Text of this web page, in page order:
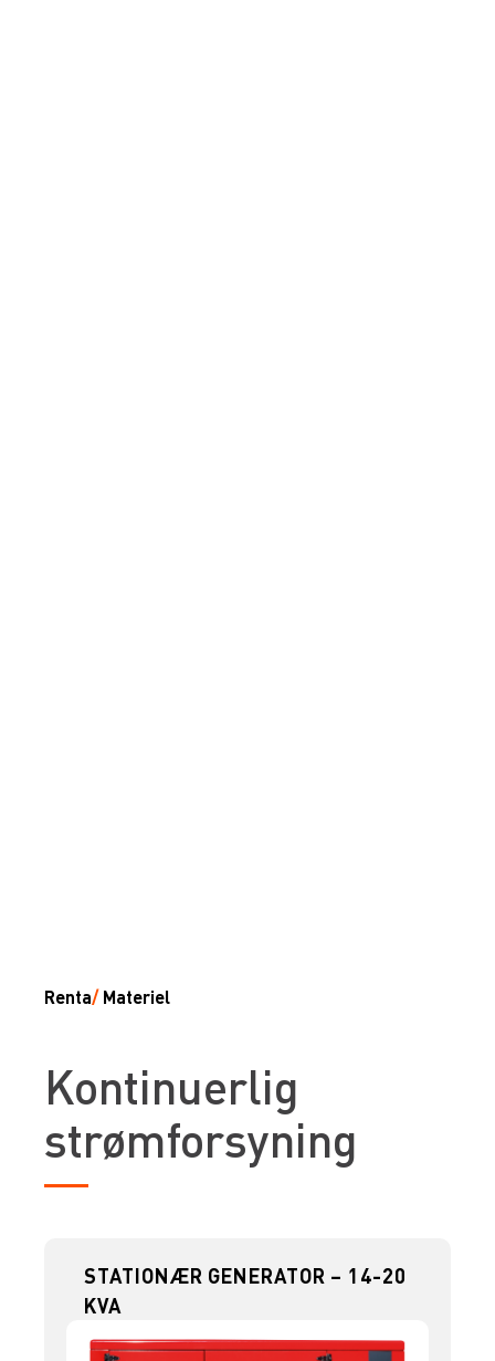
Renta/ Materiel
Kontinuerlig
strømforsyning
STATIONÆR GENERATOR – 14-20
KVA